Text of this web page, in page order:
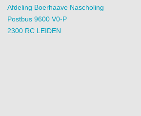
Afdeling Boerhaave Nascholing
Postbus 9600 V0-P
2300 RC LEIDEN